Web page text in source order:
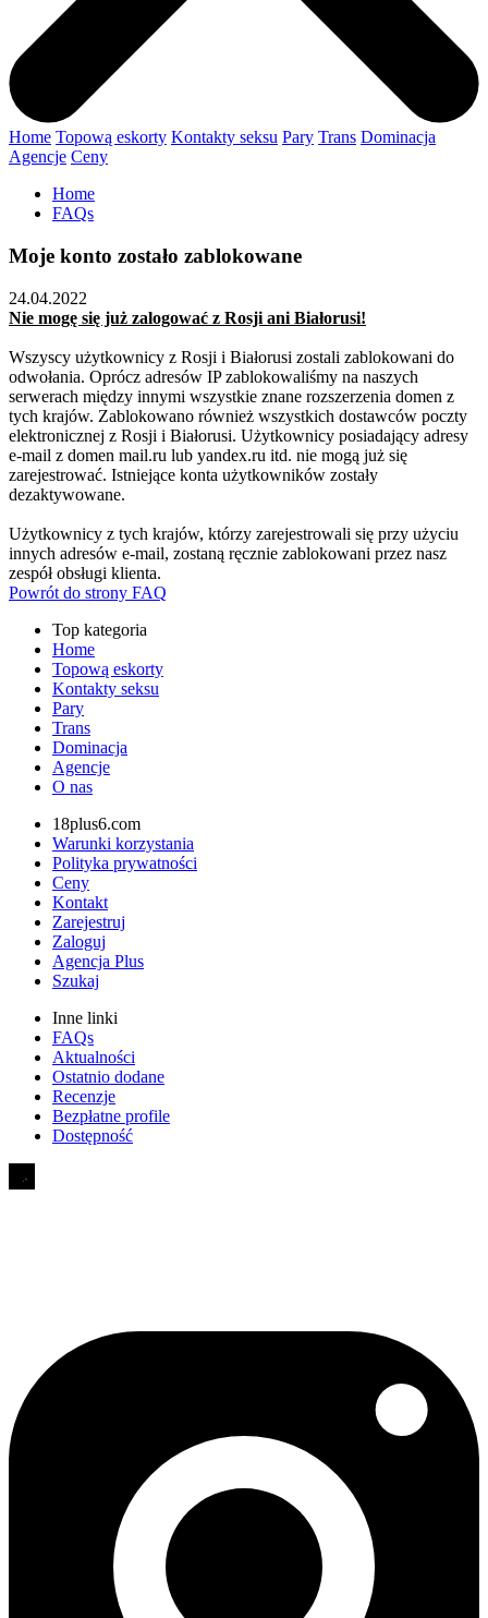
Home Topową eskorty Kontakty seksu Pary Trans Dominacja
Agencje Ceny
Home
FAQs
Moje konto zostało zablokowane
24.04.2022
Nie mogę się już zalogować z Rosji ani Białorusi!
Wszyscy użytkownicy z Rosji i Białorusi zostali zablokowani do
odwołania. Oprócz adresów IP zablokowaliśmy na naszych
serwerach między innymi wszystkie znane rozszerzenia domen z
tych krajów. Zablokowano również wszystkich dostawców poczty
elektronicznej z Rosji i Białorusi. Użytkownicy posiadający adresy
e-mail z domen mail.ru lub yandex.ru itd. nie mogą już się
zarejestrować. Istniejące konta użytkowników zostały
dezaktywowane.
Użytkownicy z tych krajów, którzy zarejestrowali się przy użyciu
innych adresów e-mail, zostaną ręcznie zablokowani przez nasz
zespół obsługi klienta.
Powrót do strony FAQ
Top kategoria
Home
Topową eskorty
Kontakty seksu
Pary
Trans
Dominacja
Agencje
O nas
18plus6.com
Warunki korzystania
Polityka prywatności
Ceny
Kontakt
Zarejestruj
Zaloguj
Agencja Plus
Szukaj
Inne linki
FAQs
Aktualności
Ostatnio dodane
Recenzje
Bezpłatne profile
Dostępność